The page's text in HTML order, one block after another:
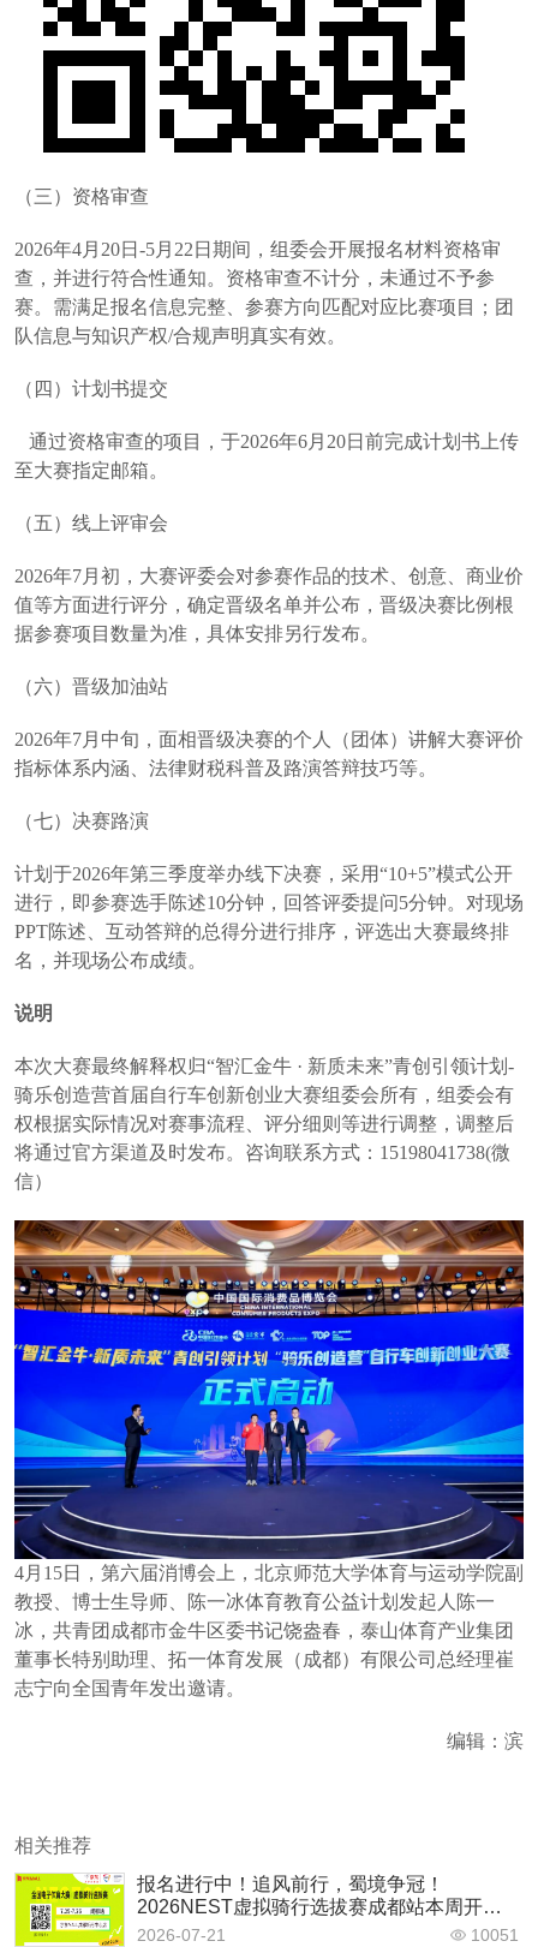
（三）资格审查
2026年4月20日-5月22日期间，组委会开展报名材料资格审
查，并进行符合性通知。资格审查不计分，未通过不予参
赛。需满足报名信息完整、参赛方向匹配对应比赛项目；团
队信息与知识产权/合规声明真实有效。
（四）计划书提交
通过资格审查的项目，于2026年6月20日前完成计划书上传
至大赛指定邮箱。
（五）线上评审会
2026年7月初，大赛评委会对参赛作品的技术、创意、商业价
值等方面进行评分，确定晋级名单并公布，晋级决赛比例根
据参赛项目数量为准，具体安排另行发布。
（六）晋级加油站
2026年7月中旬，面相晋级决赛的个人（团体）讲解大赛评价
指标体系内涵、法律财税科普及路演答辩技巧等。
（七）决赛路演
计划于2026年第三季度举办线下决赛，采用“10+5”模式公开
进行，即参赛选手陈述10分钟，回答评委提问5分钟。对现场
PPT陈述、互动答辩的总得分进行排序，评选出大赛最终排
名，并现场公布成绩。
说明
本次大赛最终解释权归“智汇金牛 · 新质未来”青创引领计划-
骑乐创造营首届自行车创新创业大赛组委会所有，组委会有
权根据实际情况对赛事流程、评分细则等进行调整，调整后
将通过官方渠道及时发布。咨询联系方式：15198041738(微
信）
4月15日，第六届消博会上，北京师范大学体育与运动学院副
教授、博士生导师、陈一冰体育教育公益计划发起人陈一
冰，共青团成都市金牛区委书记饶盎春，泰山体育产业集团
董事长特别助理、拓一体育发展（成都）有限公司总经理崔
志宁向全国青年发出邀请。
编辑：滨
相关推荐
报名进行中！追风前行，蜀境争冠！
2026NEST虚拟骑行选拔赛成都站本周开
赛！
2026-07-21 10051